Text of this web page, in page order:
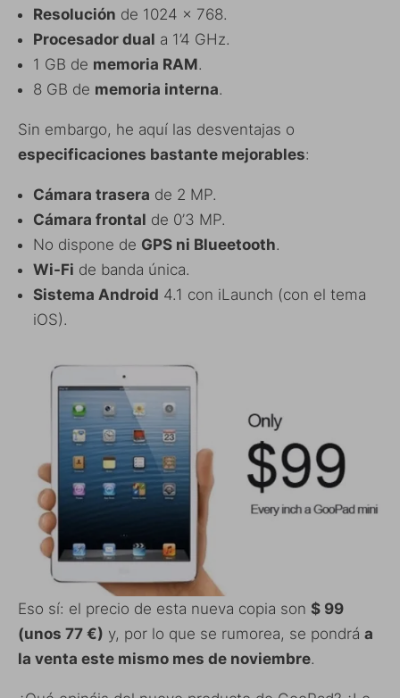
Resolución de 1024 x 768.
Procesador dual a 1’4 GHz.
1 GB de memoria RAM.
8 GB de memoria interna.
Sin embargo, he aquí las desventajas o
especificaciones bastante mejorables:
Cámara trasera de 2 MP.
Cámara frontal de 0’3 MP.
No dispone de GPS ni Blueetooth.
Wi-Fi de banda única.
Sistema Android 4.1 con iLaunch (con el tema
iOS).
Eso sí: el precio de esta nueva copia son $ 99
(unos 77 €) y, por lo que se rumorea, se pondrá a
la venta este mismo mes de noviembre.